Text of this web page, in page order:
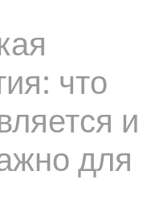
что
и
для